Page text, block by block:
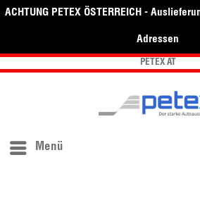
ACHTUNG PETEX ÖSTERREICH -
Adressen
PETEX AT
Menü